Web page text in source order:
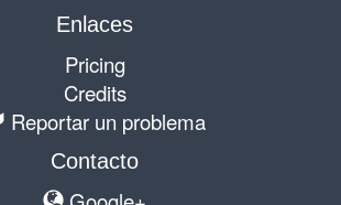
Enlaces
Pricing
Credits
Reportar un problema
Contacto